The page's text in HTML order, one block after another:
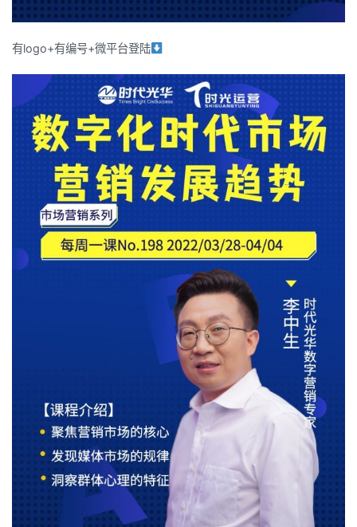
有logo+有编号+微平台登陆